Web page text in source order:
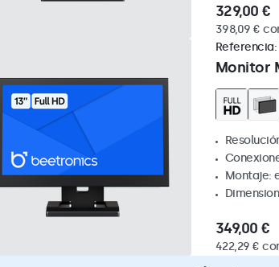
329,00 €
398,09 €
Monitor
Referencia:
Montaje:
349,00 €
422,29 €